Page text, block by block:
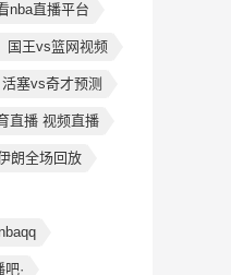
nba直播平台
国王vs篮网视频
活塞vs奇才预测
直播 视频直播
朗全场回放
nbaqq
吧·